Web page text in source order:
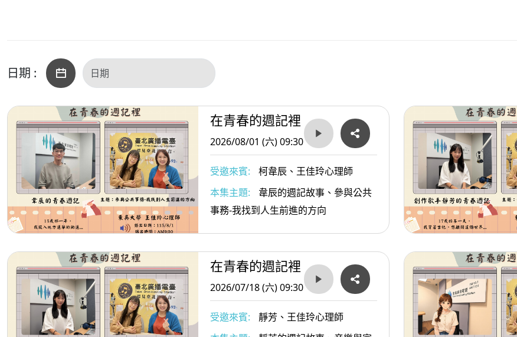
還是偏向被動方，也就是如果被發現了，
識。這個改變與轉折，和他三年前接觸身
己本來的樣子。
#為什麼透過吃會讓情緒變得比較好?
#透過吃東西抒發情緒對生理和心理會造成
佳玲老師愛的提醒：當一個人能夠接納自
#荏嫚的青春週記
#東吳大學健康暨諮商中心王佳玲心理師
日期 :
在青春的週記裡
2026/08/01 (六) 09:30
受邀來賓:
柯韋辰、王佳玲心理師
本集主題:
韋辰的週記故事、參與公共
事務-我找到人生前進的方向
在青春的週記裡
2026/07/18 (六) 09:30
受邀來賓:
靜芳、王佳玲心理師